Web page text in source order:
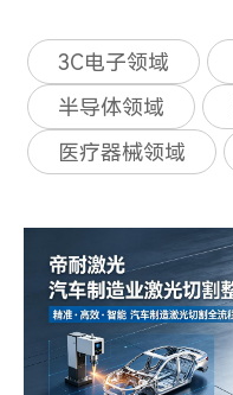
3C电子领域
半导体领域
医疗器械领域